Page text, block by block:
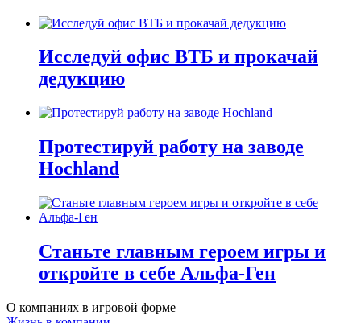
Исследуй офис ВТБ и прокачай
дедукцию
Протестируй работу на заводе
Hochland
Станьте главным героем игры и
откройте в себе Альфа-Ген
О компаниях в игровой форме